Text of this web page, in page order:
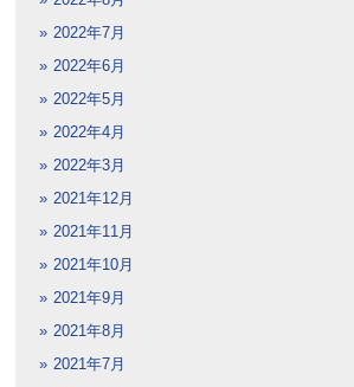
2022年7月
2022年6月
2022年5月
2022年4月
2022年3月
2021年12月
2021年11月
2021年10月
2021年9月
2021年8月
2021年7月